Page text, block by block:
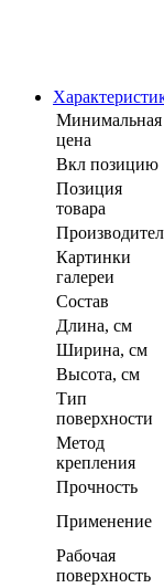
Минимальная
цена
Вкл позицию
Позиция
товара
Картинки
галереи
Состав
Длина, см
Ширина, см
Высота, см
Тип
поверхности
Метод
крепления
Прочность
Применение
Рабочая
поверхность